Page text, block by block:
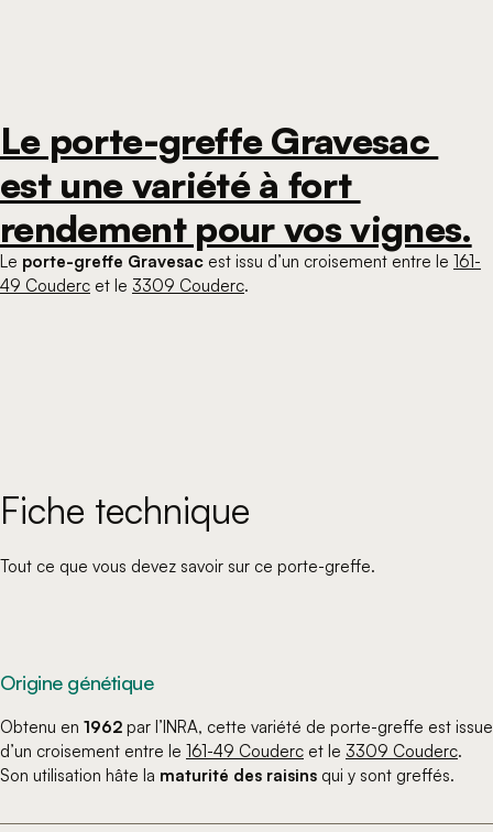
Le porte-greffe Gravesac
est une variété à fort
rendement pour vos vignes.
Le porte-greffe Gravesac est issu d’un croisement entre le 161-
49 Couderc et le 3309 Couderc.
Fiche technique
Tout ce que vous devez savoir sur ce porte-greffe.
Origine génétique
Obtenu en 1962 par l’INRA, cette variété de porte-greffe est issue
d’un croisement entre le 161-49 Couderc et le 3309 Couderc.
Son utilisation hâte la maturité des raisins qui y sont greffés.